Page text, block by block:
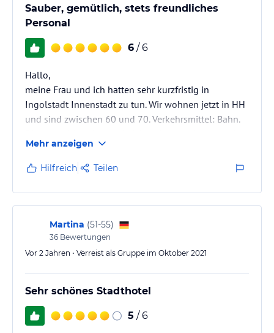
Sauber, gemütlich, stets freundliches
Personal
6 / 6
Hallo,
meine Frau und ich hatten sehr kurzfristig in
Ingolstadt Innenstadt zu tun. Wir wohnen jetzt in HH
und sind zwischen 60 und 70. Verkehrsmittel: Bahn.
vom Zentrum weg und/oder nicht gerade günstig. Da
haben wir's beim Rappensberger versucht. Die sehr
nette Dame am Telefon sagte, leider nichts mehr frei.
Nur die Suite Bamberg. Aber sie macht uns ein
Angebot...
Die (Suite) war dann allerdings gigantisch! Riesig,
sauber, ruhig, super ausgestattet (zwei…
Mehr anzeigen
Hilfreich Teilen
Martina (51-55)
36 Bewertungen
Vor 2 Jahren • Verreist als Gruppe im Oktober 2021
Sehr schönes Stadthotel
5 / 6